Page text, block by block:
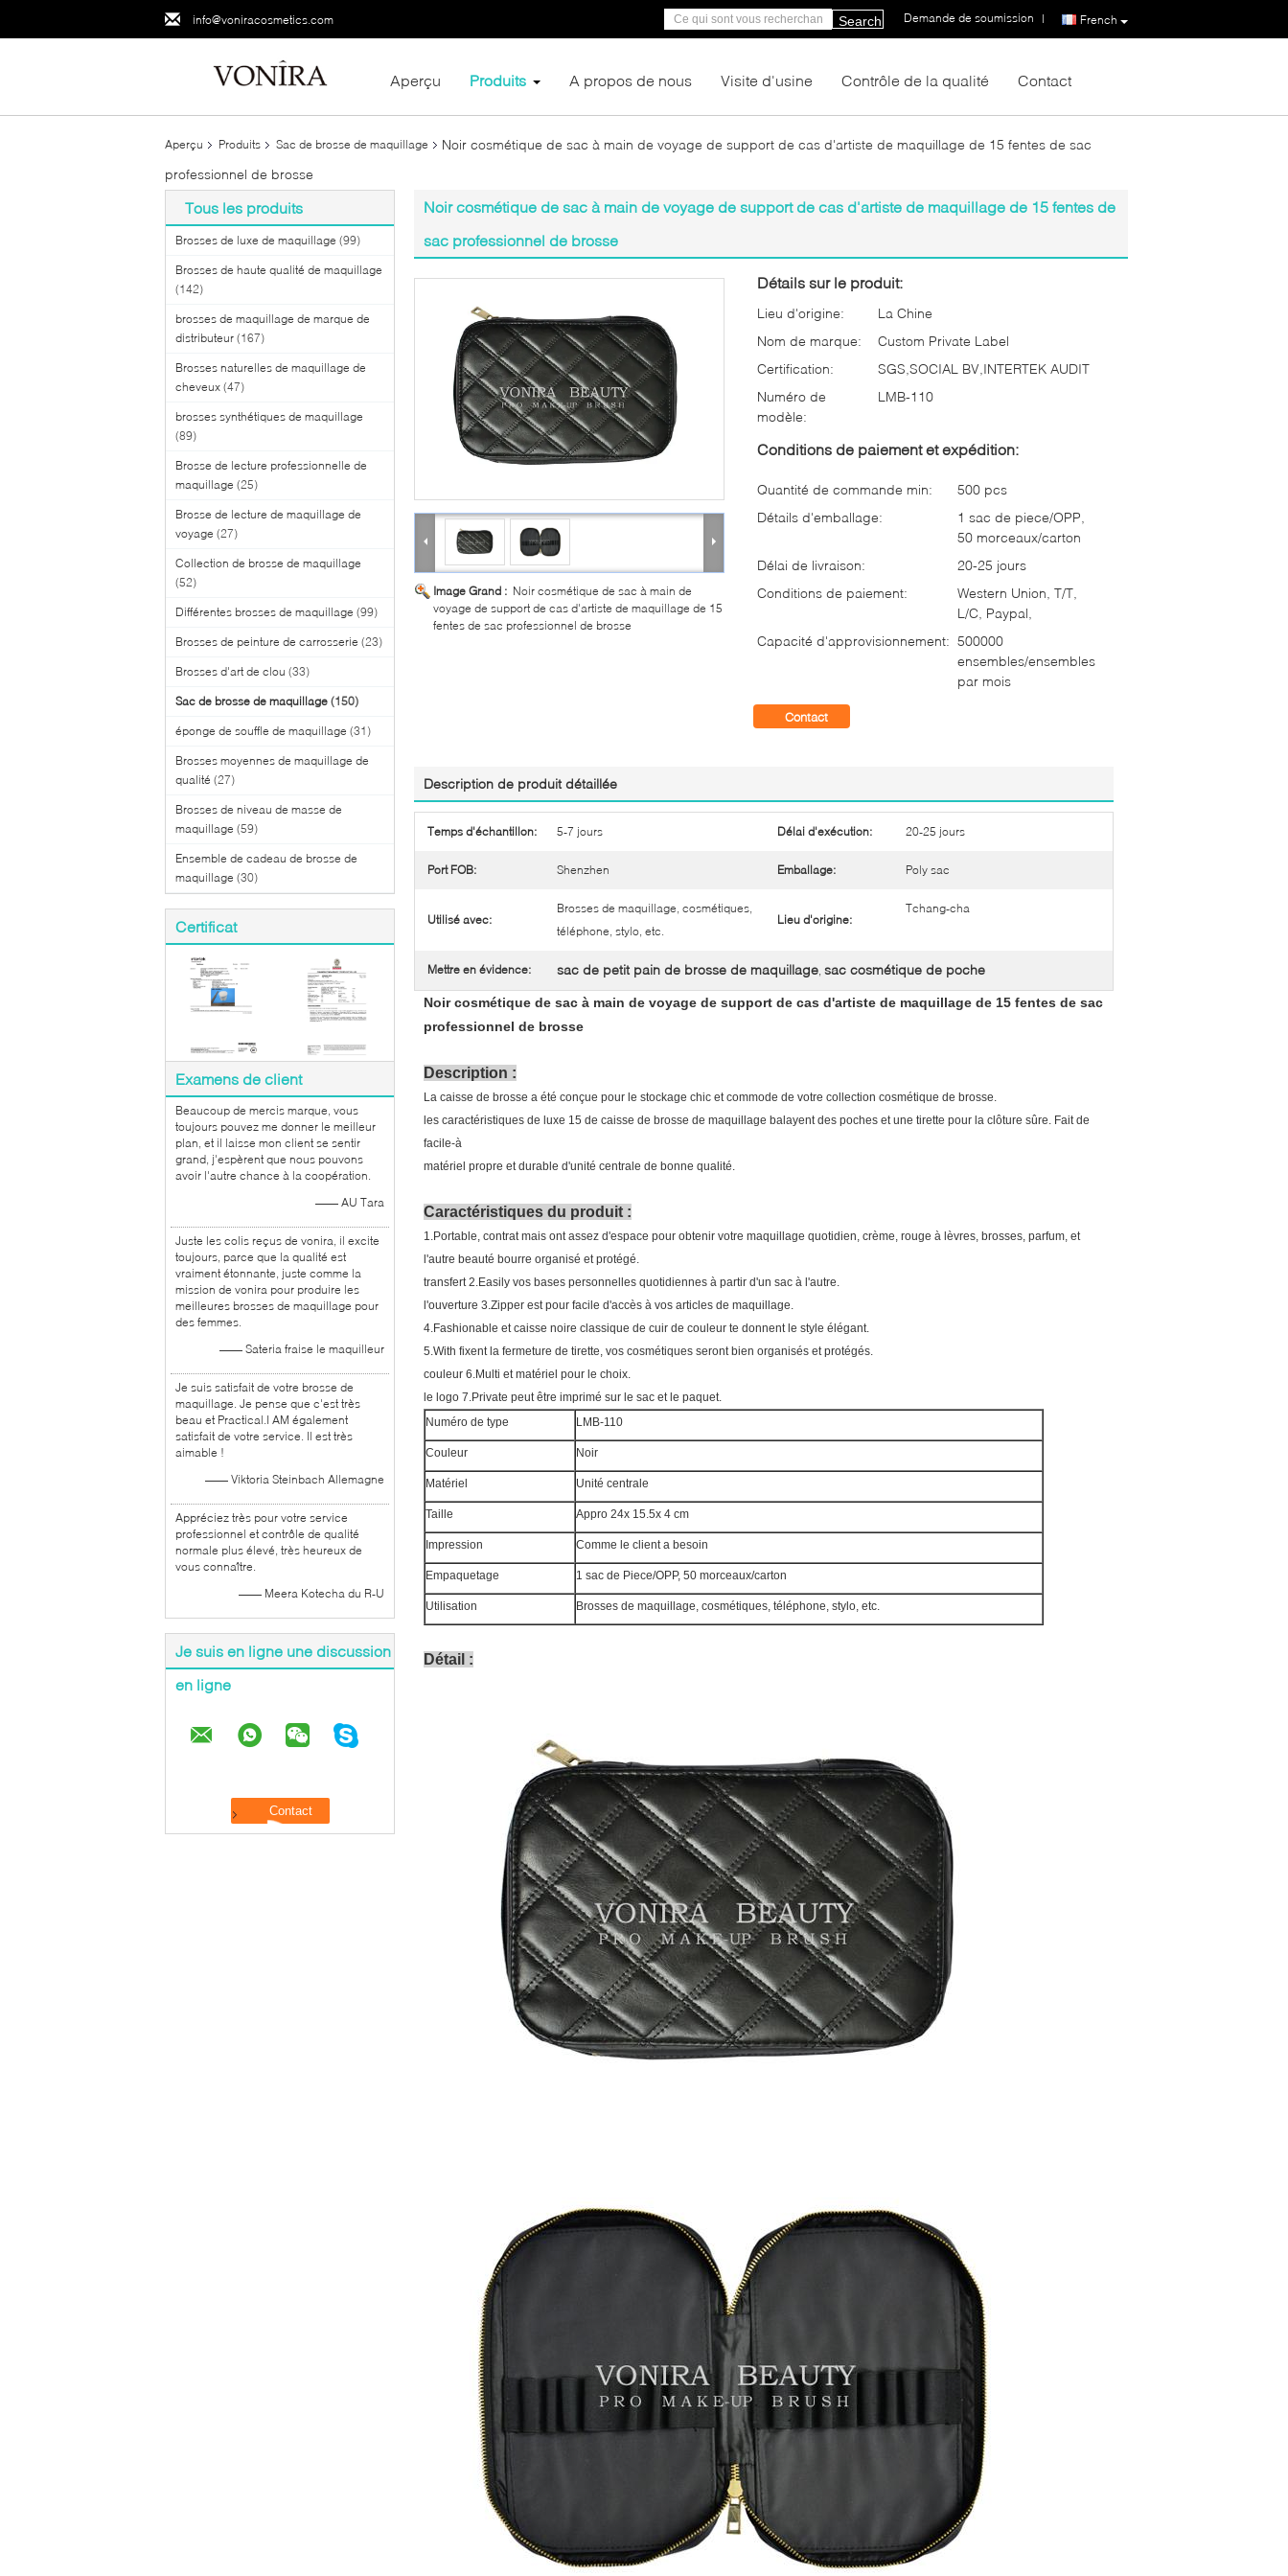
info@voniracosmetics.com French
Demande de soumission |
Search
Aperçu Produits A propos de nous Visite d'usine Contrôle de la qualité Contact
Aperçu Produits Sac de brosse de maquillage
Noir cosmétique de sac à main de voyage de support de cas d'artiste de maquillage de 15 fentes de sac
professionnel de brosse
Tous les produits
Brosses de luxe de maquillage (99)
Brosses de haute qualité de maquillage
(142)
brosses de maquillage de marque de
distributeur (167)
Brosses naturelles de maquillage de
cheveux (47)
brosses synthétiques de maquillage
(89)
Brosse de lecture professionnelle de
maquillage (25)
Brosse de lecture de maquillage de
voyage (27)
Collection de brosse de maquillage
(52)
Différentes brosses de maquillage (99)
Brosses de peinture de carrosserie (23)
Brosses d'art de clou (33)
Sac de brosse de maquillage (150)
éponge de souffle de maquillage (31)
Brosses moyennes de maquillage de
qualité (27)
Brosses de niveau de masse de
maquillage (59)
Ensemble de cadeau de brosse de
maquillage (30)
Certificat
Examens de client
Beaucoup de mercis marque, vous
toujours pouvez me donner le meilleur
plan, et il laisse mon client se sentir
grand, j'espèrent que nous pouvons
avoir l'autre chance à la coopération.
—— AU Tara
Juste les colis reçus de vonira, il excite
toujours, parce que la qualité est
vraiment étonnante, juste comme la
mission de vonira pour produire les
meilleures brosses de maquillage pour
des femmes.
—— Sateria fraise le maquilleur
Je suis satisfait de votre brosse de
maquillage. Je pense que c'est très
beau et Practical.I AM également
satisfait de votre service. Il est très
aimable !
—— Viktoria Steinbach Allemagne
Appréciez très pour votre service
professionnel et contrôle de qualité
normale plus élevé, très heureux de
vous connaître.
—— Meera Kotecha du R-U
Je suis en ligne une discussion
en ligne
Noir cosmétique de sac à main de voyage de support de cas d'artiste de maquillage de 15 fentes de
sac professionnel de brosse
Image Grand : Noir cosmétique de sac à main de
voyage de support de cas d'artiste de maquillage de 15
fentes de sac professionnel de brosse
Détails sur le produit:
Lieu d'origine:
La Chine
Nom de marque:
Custom Private Label
Certification:
SGS,SOCIAL BV,INTERTEK AUDIT
Numéro de
modèle:
LMB-110
Conditions de paiement et expédition:
Quantité de commande min:
500 pcs
Détails d'emballage:
1 sac de piece/OPP,
50 morceaux/carton
Délai de livraison:
20-25 jours
Conditions de paiement:
Western Union, T/T,
L/C, Paypal,
Capacité d'approvisionnement: 500000
ensembles/ensembles
par mois
Contact
Description de produit détaillée
Temps d'échantillon: 5-7 jours Délai d'exécution: 20-25 jours
Port FOB: Shenzhen Emballage: Poly sac
Utilisé avec:
Brosses de maquillage, cosmétiques,
téléphone, stylo, etc.
Lieu d'origine:
Tchang-cha
Mettre en évidence: sac de petit pain de brosse de maquillage, sac cosmétique de poche
Noir cosmétique de sac à main de voyage de support de cas d'artiste de maquillage de 15 fentes de sac
professionnel de brosse
Description :
La caisse de brosse a été conçue pour le stockage chic et commode de votre collection cosmétique de brosse.
les caractéristiques de luxe 15 de caisse de brosse de maquillage balayent des poches et une tirette pour la clôture sûre. Fait de
facile-à
matériel propre et durable d'unité centrale de bonne qualité.
Caractéristiques du produit :
1.Portable, contrat mais ont assez d'espace pour obtenir votre maquillage quotidien, crème, rouge à lèvres, brosses, parfum, et
l'autre beauté bourre organisé et protégé.
transfert 2.Easily vos bases personnelles quotidiennes à partir d'un sac à l'autre.
l'ouverture 3.Zipper est pour facile d'accès à vos articles de maquillage.
4.Fashionable et caisse noire classique de cuir de couleur te donnent le style élégant.
5.With fixent la fermeture de tirette, vos cosmétiques seront bien organisés et protégés.
couleur 6.Multi et matériel pour le choix.
le logo 7.Private peut être imprimé sur le sac et le paquet.
Numéro de type
LMB-110
Couleur Noir
Matériel Unité centrale
Taille Appro 24x 15.5x 4 cm
Impression Comme le client a besoin
Empaquetage 1 sac de Piece/OPP, 50 morceaux/carton
Utilisation Brosses de maquillage, cosmétiques, téléphone, stylo, etc.
Détail :